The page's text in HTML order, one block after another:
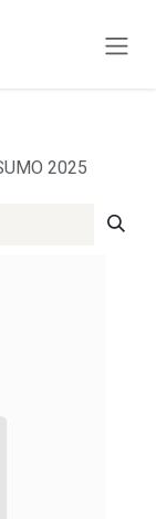
2025